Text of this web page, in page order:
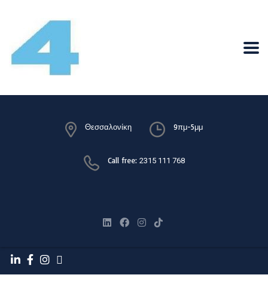
Θεσσαλονίκη 9πμ-5μμ
Call free: 2315 111 768